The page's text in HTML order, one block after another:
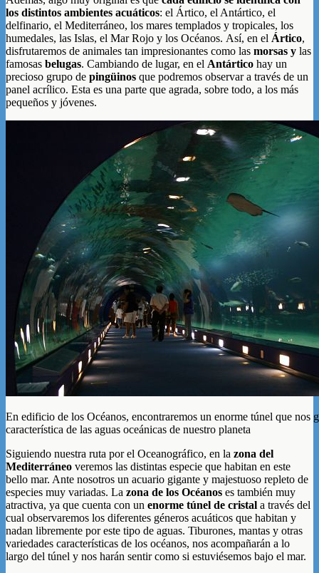
los distintos ambientes acuáticos: el Ártico, el Antártico, el
delfinario, el Mediterráneo, los mares templados y tropicales, los
humedales, las Islas, el Mar Rojo y los Océanos. Así, en el Ártico,
disfrutaremos de animales tan impresionantes como las morsas y las
famosas belugas. Cambiando de lugar, en el Antártico hay un
precioso grupo de pingüinos que podremos observar a través de un
panel acrílico. Esta es una parte que agrada, sobre todo, a los más
pequeños y jóvenes.
En edificio de los Océanos, encontraremos un enorme túnel que nos
característica de las aguas oceánicas de nuestro planeta
Siguiendo nuestra ruta por el Oceanográfico, en la zona del
Mediterráneo veremos las distintas especie que habitan en este
bello mar. Ante nosotros un acuario gigante y majestuoso repleto de
especies muy variadas. La zona de los Océanos es también muy
atractiva, ya que cuenta con un enorme túnel de cristal a través del
cual observaremos los diferentes géneros acuáticos que habitan y
nadan libremente por este tipo de aguas. Tiburones, mantas y otras
variedades características de los océanos, nos acompañarán a lo
largo del túnel y nos harán sentir como si estuviésemos bajo el mar.